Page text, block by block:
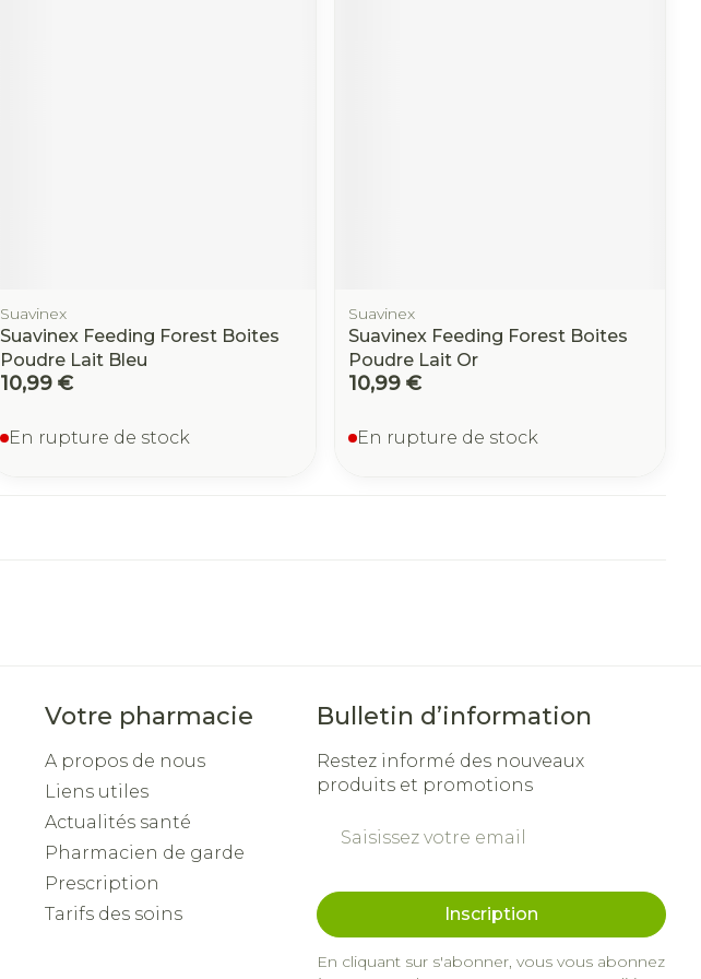
Suavinex
Suavinex Feeding Forest Boites
Poudre Lait Bleu
10,99 €
En rupture de stock
Suavinex
Suavinex Feeding Forest Boites
Poudre Lait Or
10,99 €
En rupture de stock
Votre pharmacie
A propos de nous
Liens utiles
Actualités santé
Pharmacien de garde
Prescription
Tarifs des soins
Bulletin d’information
Restez informé des nouveaux
produits et promotions
Inscription
En cliquant sur s'abonner, vous vous abonnez